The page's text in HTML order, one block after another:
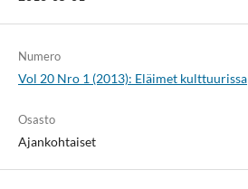
Numero
Vol 20 Nro 1 (2013): Eläimet kulttuurissa
Osasto
Ajankohtaiset